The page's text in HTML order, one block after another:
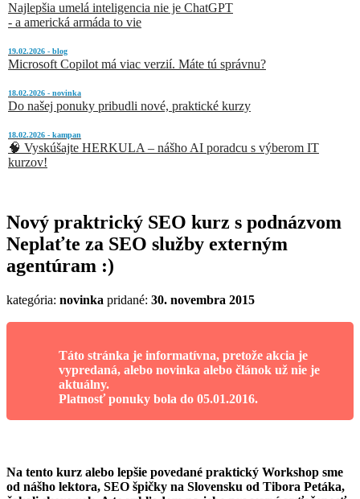
Najlepšia umelá inteligencia nie je ChatGPT
- a americká armáda to vie
19.02.2026 - blog
Microsoft Copilot má viac verzií. Máte tú správnu?
18.02.2026 - novinka
Do našej ponuky pribudli nové, praktické kurzy
18.02.2026 - kampan
🧠 Vyskúšajte HERKULA – nášho AI poradcu s výberom IT
kurzov!
Nový praktrický SEO kurz s podnázvom
Neplaťte za SEO služby externým
agentúram :)
kategória: novinka pridané: 30. novembra 2015
Táto stránka je informatívna, pretože akcia je
vypredaná, alebo novinka alebo článok už nie je
aktuálny.
Platnosť ponuky bola do 05.01.2016.
Na tento kurz alebo lepšie povedané praktický Workshop sme
od nášho lektora, SEO špičky na Slovensku od Tibora Petáka,